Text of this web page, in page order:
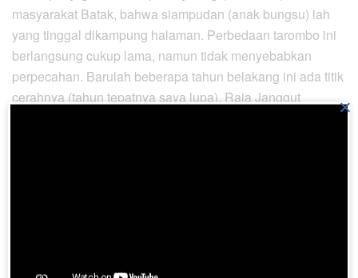
masyarakat Batak, bahwa siampudan (anak bungsu) lah
yang tinggal dikampung halaman. Perbedaan tarombo ini
berlangsung cukup lama, namun tidak menyebabkan
perpecahan. Barulah beberapa tahun belakang ini ada titik
cerahnya (tahun tepatnya saya lupa). Raja Janggut
ditetapkan sebagai anak ke-3 Situngo Nai Borngin (tinggal
Dolok Dabolon (Angkola Panjaitan)
×